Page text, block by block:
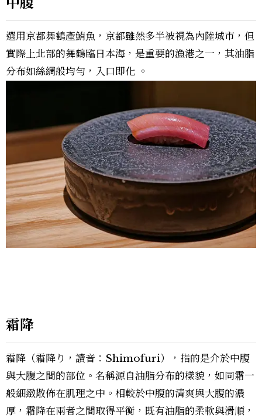
選用京都舞鶴產鮪魚，京都雖然多半被視為內陸城市，但
實際上北部的舞鶴臨日本海，是重要的漁港之一，其油脂
分布如絲綢般均勻，入口即化 。
霜降
霜降（霜降り，讀音：Shimofuri），指的是介於中腹
與大腹之間的部位。名稱源自油脂分布的樣貌，如同霜一
般細緻散佈在肌理之中。相較於中腹的清爽與大腹的濃
厚，霜降在兩者之間取得平衡，既有油脂的柔軟與滑順，